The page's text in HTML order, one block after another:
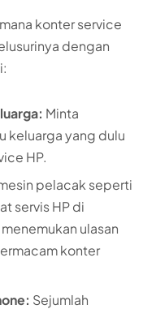
konter service
dengan
Minta
keluarga yang dulu
HP.
pelacak seperti
servis HP di
ulasan
konter
Sejumlah